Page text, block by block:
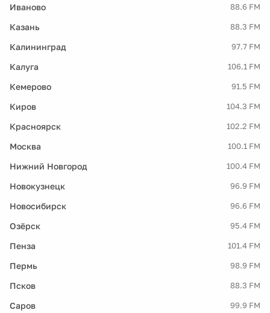
Иваново 88.6 FM
Казань 88.3 FM
Калининград 97.7 FM
Калуга 106.1 FM
Кемерово 91.5 FM
Киров 104.3 FM
Красноярск 102.2 FM
Москва 100.1 FM
Нижний Новгород 100.4 FM
Новокузнецк 96.9 FM
Новосибирск 96.6 FM
Озёрск 95.4 FM
Пенза 101.4 FM
Пермь 98.9 FM
Псков 88.3 FM
Саров 99.9 FM